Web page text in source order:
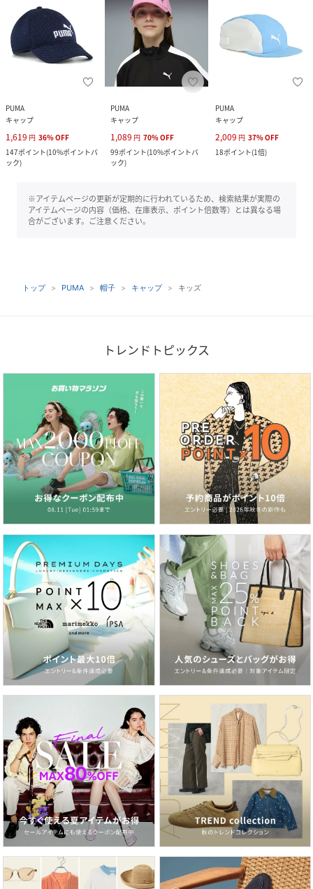
PUMA
キャップ
1,619 円 36%OFF
147ポイント(10%ポイントバ
ック)
PUMA
キャップ
1,089 円 70%OFF
99ポイント(10%ポイントバ
ック)
PUMA
キャップ
2,009 円 37%OFF
18ポイント(1倍)
※アイテムページの更新が定期的に行われているため、検索結果が実際の
アイテムページの内容（価格、在庫表示、ポイント倍数等）とは異なる場
合がございます。ご注意ください。
トップ PUMA 帽子 キャップ キッズ
トレンドトピックス